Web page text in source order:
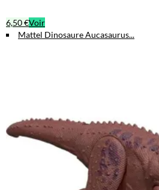
6,50 €Voir
Mattel Dinosaure Aucasaurus...